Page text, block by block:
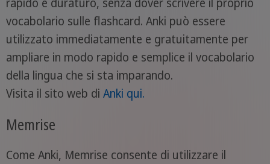
vocabolario sulle flashcard. Anki può essere
utilizzato immediatamente e gratuitamente per
ampliare in modo rapido e semplice il vocabolario
della lingua che si sta imparando.
Visita il sito web di Anki qui.
Memrise
Come Anki, Memrise consente di utilizzare il